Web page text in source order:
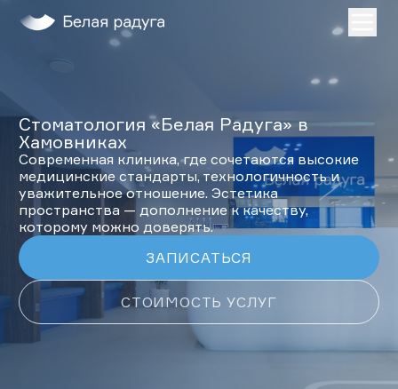
Услуги
О нас
Пациентам
Лечение во сне
Клиники
ДЕТИ
ЗАПИСАТЬСЯ НА ПРИЕМ
+7 (495) 132-31-03
Стоматология «Белая Радуга» в
Хамовниках
Современная клиника, где сочетаются высокие
медицинские стандарты, технологичность и
уважительное отношение. Эстетика
пространства — дополнение к качеству,
которому можно доверять.
ЗАПИСАТЬСЯ
СТОИМОСТЬ УСЛУГ